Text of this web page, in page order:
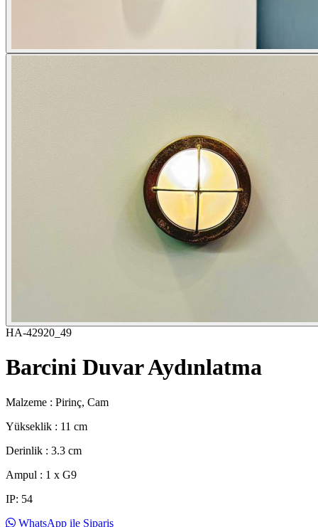
HA-42920_49
Barcini Duvar Aydınlatma
Malzeme : Pirinç, Cam
Yükseklik : 11 cm
Derinlik : 3.3 cm
Ampul : 1 x G9
IP: 54
WhatsApp ile Sipariş